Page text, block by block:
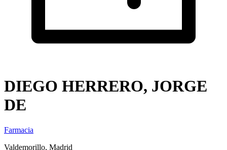
DIEGO HERRERO, JORGE
DE
Farmacia
Valdemorillo, Madrid